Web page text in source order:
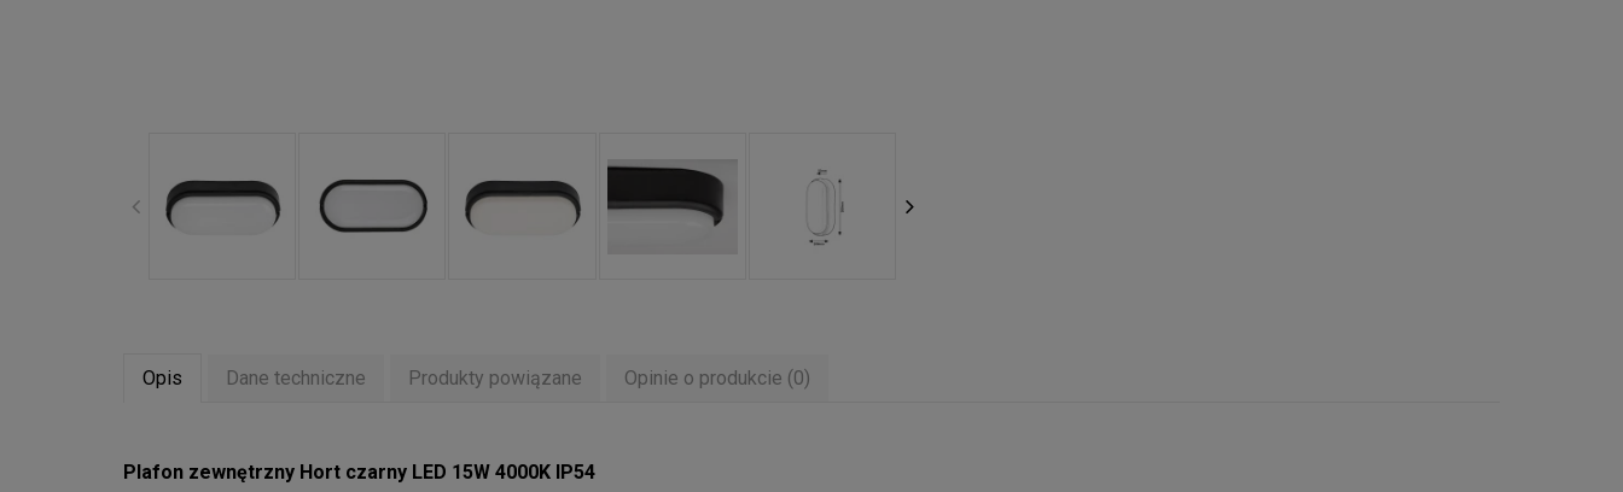
Opis Dane techniczne Produkty powiązane Opinie o produkcie (0)
Plafon zewnętrzny Hort czarny LED 15W 4000K IP54